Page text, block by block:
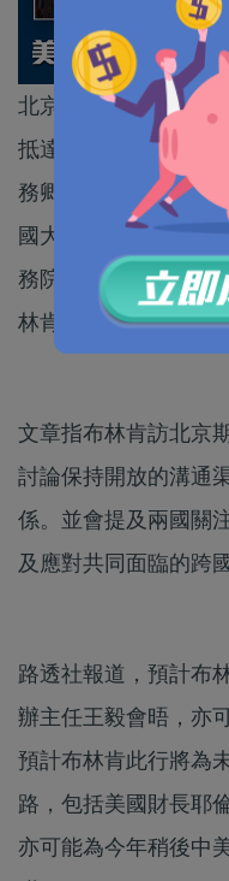
北京時間18日上午7
抵達北京，展開兩日
務卿。中國外交部北
國大使伯恩斯在機場
務院網站首頁背景圖
林肯訪華文章。
文章指布林肯訪北京
討論保持開放的溝通
係。並會提及兩國關
及應對共同面臨的跨
路透社報道，預計布
辦主任王毅會晤，亦
預計布林肯此行將為
路，包括美國財長耶
亦可能為今年稍後中